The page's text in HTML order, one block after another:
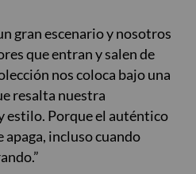
gran escenario y nosotros
que entran y salen de
nos coloca bajo una
resalta nuestra
estilo. Porque el auténtico
apaga, incluso cuando